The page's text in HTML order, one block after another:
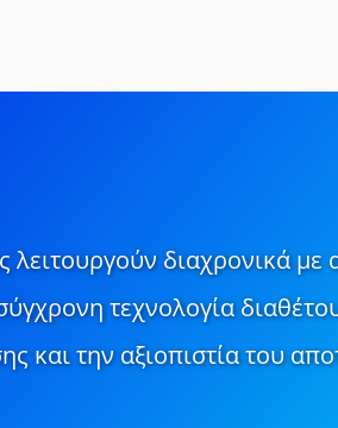
διαχρονικά
τεχνολογία
και την αξιοπιστία του